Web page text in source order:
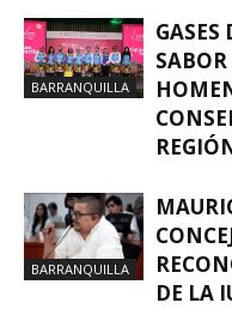
BARRANQUILLA
GASES
BARRANQUILLA
DE LA